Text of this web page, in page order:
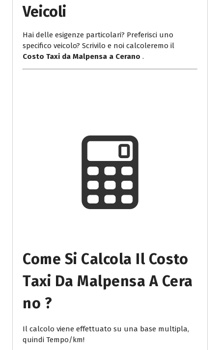
Veicoli
Hai delle esigenze particolari? Preferisci uno
specifico veicolo? Scrivilo e noi calcoleremo il
Costo Taxi da Malpensa a Cerano .
Come Si Calcola Il Costo
Taxi Da Malpensa A Cera
No ?
Il calcolo viene effettuato su una base multipla,
quindi Tempo/km!